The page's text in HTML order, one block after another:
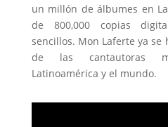
un millón de álbumes en
de 800,000 copias
sencillos. Mon Laferte ya se
de las cantautoras
Latinoamérica y el mundo.